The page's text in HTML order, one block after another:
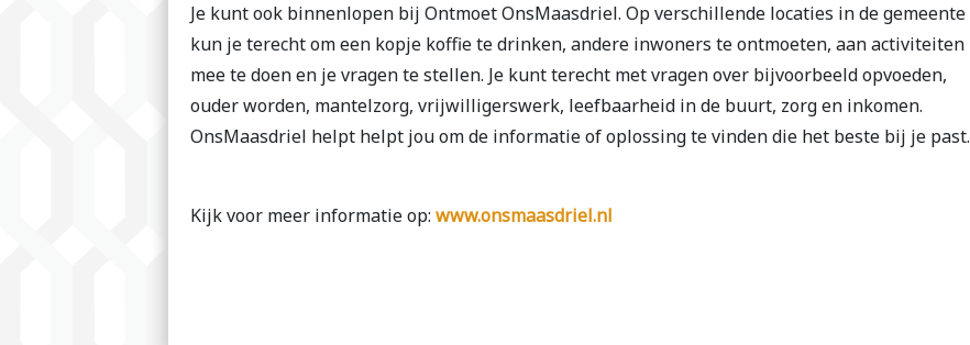
Je kunt ook binnenlopen bij Ontmoet OnsMaasdriel. Op verschillende locaties in de gemeente
kun je terecht om een kopje koffie te drinken, andere inwoners te ontmoeten, aan activiteiten
mee te doen en je vragen te stellen. Je kunt terecht met vragen over bijvoorbeeld opvoeden,
ouder worden, mantelzorg, vrijwilligerswerk, leefbaarheid in de buurt, zorg en inkomen.
OnsMaasdriel helpt helpt jou om de informatie of oplossing te vinden die het beste bij je past.
Kijk voor meer informatie op: www.onsmaasdriel.nl